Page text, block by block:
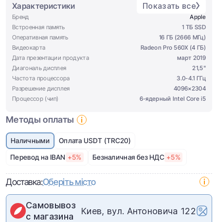
Характеристики Показать все
Бренд
Apple
Встроенная память
1 ТБ SSD
Оперативная память
16 ГБ (2666 МГц)
Видеокарта
Radeon Pro 560X (4 ГБ)
Дата презентации продукта
март 2019
Диагональ дисплея
21,5"
Частота процессора
3.0-4.1 ГГц
Разрешение дисплея
4096×2304
Процессор (чип)
6-ядерный Intel Core i5
Методы оплаты
Наличными
Оплата USDT (TRC20)
Перевод на IBAN +5% Безналичная без НДС +5%
Доставка:Оберіть місто
Самовывоз
с магазина
Киев, вул. Антоновича 122